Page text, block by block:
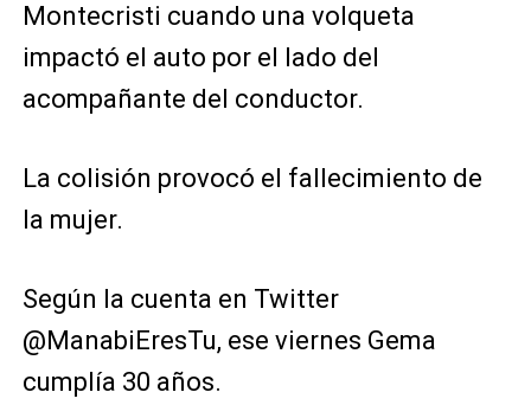
Montecristi cuando una volqueta
impactó el auto por el lado del
acompañante del conductor.
La colisión provocó el fallecimiento de
la mujer.
Según la cuenta en Twitter
@ManabiEresTu, ese viernes Gema
cumplía 30 años.